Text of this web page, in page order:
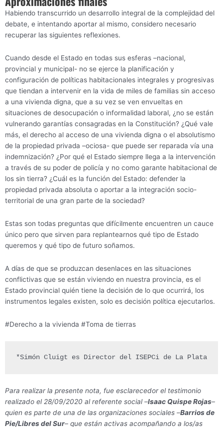
Habiendo transcurrido un desarrollo integral de la complejidad del
debate, e intentando aportar al mismo, considero necesario
recuperar las siguientes reflexiones.
Cuando desde el Estado en todas sus esferas –nacional,
provincial y municipal- no se ejerce la planificación y
configuración de políticas habitacionales integrales y progresivas
que tiendan a intervenir en la vida de miles de familias sin acceso
a una vivienda digna, que a su vez se ven envueltas en
situaciones de desocupación o informalidad laboral, ¿no se están
vulnerando garantías consagradas en la Constitución? ¿Qué vale
más, el derecho al acceso de una vivienda digna o el absolutismo
de la propiedad privada –ociosa- que puede ser reparada vía una
indemnización? ¿Por qué el Estado siempre llega a la intervención
a través de su poder de policía y no como garante habitacional de
los sin tierra? ¿Cuál es la función del Estado: defender la
propiedad privada absoluta o aportar a la integración socio-
territorial de una gran parte de la sociedad?
Estas son todas preguntas que difícilmente encuentren un cauce
único pero que sirven para replantearnos qué tipo de Estado
queremos y qué tipo de futuro soñamos.
A días de que se produzcan desenlaces en las situaciones
conflictivas que se están viviendo en nuestra provincia, es el
Estado provincial quién tiene la decisión de lo que ocurrirá, los
instrumentos legales existen, solo es decisión política ejecutarlos.
#Derecho a la vivienda #Toma de tierras
*Simón Cluigt es Director del ISEPCi de La Plata
Para realizar la presente nota, fue esclarecedor el testimonio
realizado el 28/09/2020 al referente social –Isaac Quispe Rojas–
quien es parte de una de las organizaciones sociales –Barrios de
Pie/Libres del Sur– que están activas acompañando a los/as